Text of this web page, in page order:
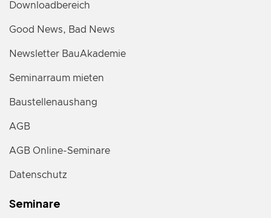
Downloadbereich
Good News, Bad News
Newsletter BauAkademie
Seminarraum mieten
Baustellenaushang
AGB
AGB Online-Seminare
Datenschutz
Seminare